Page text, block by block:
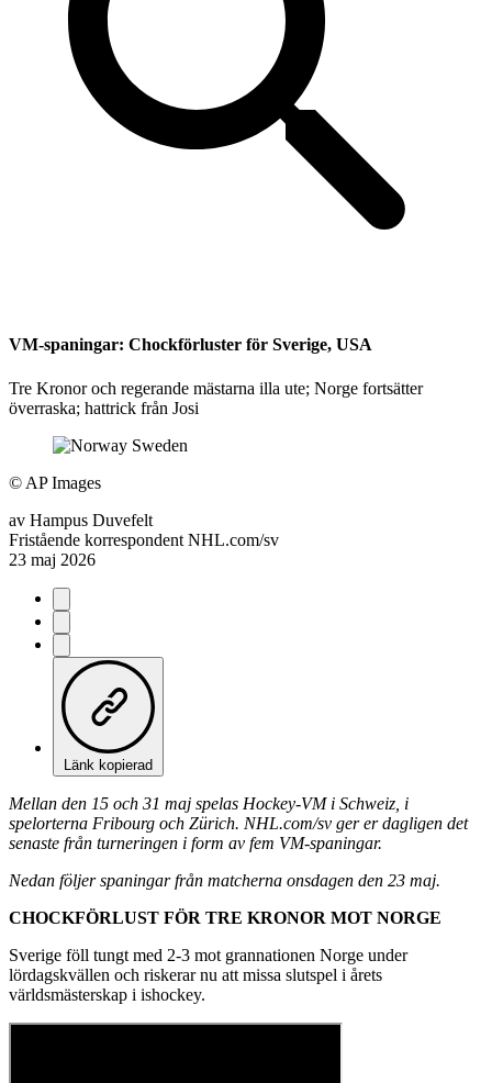
VM-spaningar: Chockförluster för Sverige, USA
Tre Kronor och regerande mästarna illa ute; Norge fortsätter
överraska; hattrick från Josi
© AP Images
av Hampus Duvefelt
Fristående korrespondent NHL.com/sv
23 maj 2026
Länk kopierad
Mellan den 15 och 31 maj spelas Hockey-VM i Schweiz, i
spelorterna Fribourg och Zürich. NHL.com/sv ger er dagligen det
senaste från turneringen i form av fem VM-spaningar.
Nedan följer spaningar från matcherna onsdagen den 23 maj.
CHOCKFÖRLUST FÖR TRE KRONOR MOT NORGE
Sverige föll tungt med 2-3 mot grannationen Norge under
lördagskvällen och riskerar nu att missa slutspel i årets
världsmästerskap i ishockey.